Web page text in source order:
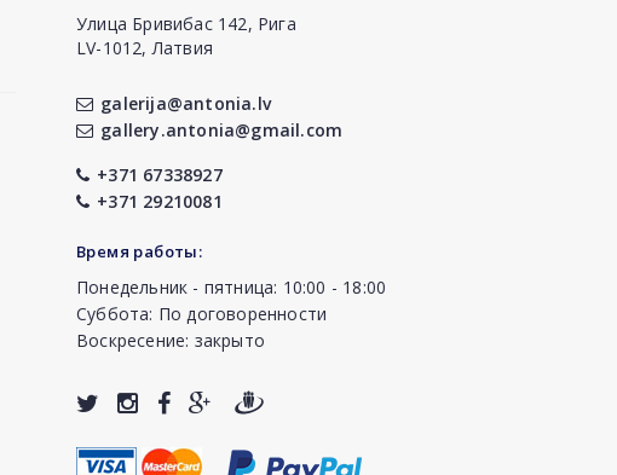
Улица Бривибас 142, Рига
LV-1012, Латвия
galerija@antonia.lv
gallery.antonia@gmail.com
+371 67338927
+371 29210081
Время работы:
Понедельник - пятница: 10:00 - 18:00
Суббота: По договоренности
Воскресение: закрыто